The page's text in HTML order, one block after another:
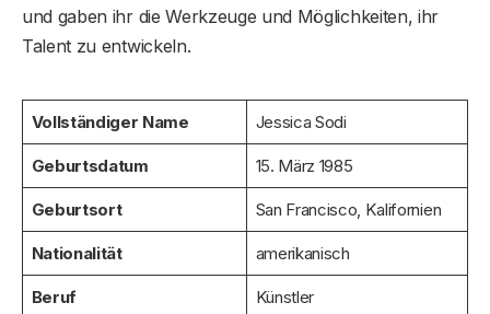
und gaben ihr die Werkzeuge und Möglichkeiten, ihr
Talent zu entwickeln.
Vollständiger Name Jessica Sodi
Geburtsdatum 15. März 1985
Geburtsort San Francisco, Kalifornien
Nationalität amerikanisch
Beruf Künstler